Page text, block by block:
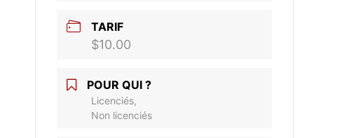
TARIF
$10.00
POUR QUI ?
Licenciés,
Non licenciés